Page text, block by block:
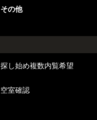
その他
探し始め複数内覧希望
空室確認